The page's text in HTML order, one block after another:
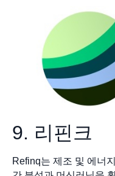
9. 리핀크
Refinq는 제조 및 에너